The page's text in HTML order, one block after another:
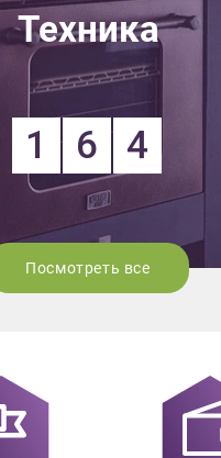
Техника
1 6 4
Посмотреть все
с